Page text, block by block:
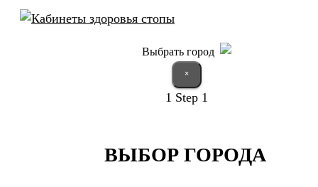
Выбрать город
×
1 Step 1
ВЫБОР ГОРОДА